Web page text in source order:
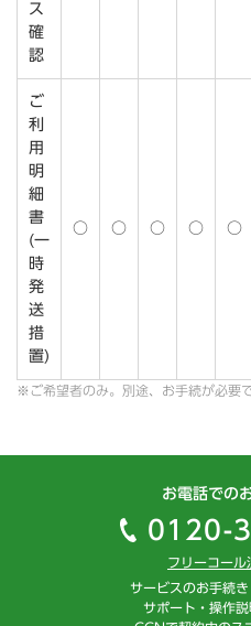
ス
確
認
ご
利
用
明
細
書
(一
時
発
送
措
置)
○ ○ ○ ○ ○
※ご希望者のみ。別途、お手続が必要で
お電話での
0120-
フリーコール
サービスのお手続き
サポート・操作説